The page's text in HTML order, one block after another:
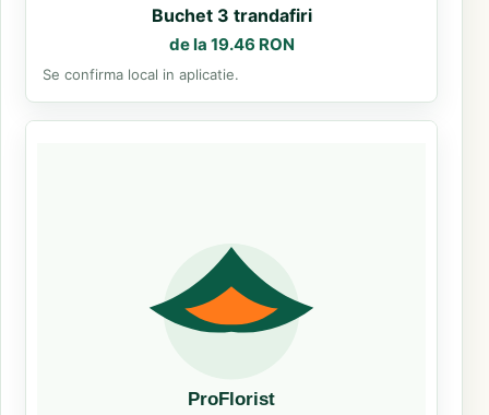
Buchet 3 trandafiri
de la 19.46 RON
Se confirma local in aplicatie.